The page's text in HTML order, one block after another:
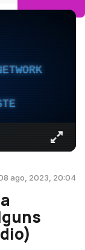
ago, 2023, 20:04